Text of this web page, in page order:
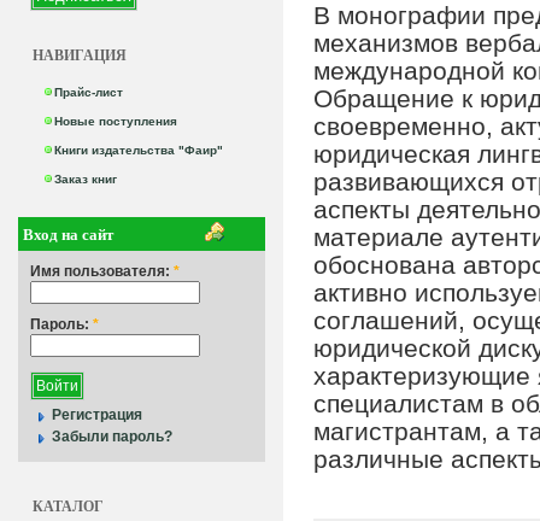
НАВИГАЦИЯ
Прайс-лист
Новые поступления
Книги издательства "Фаир"
Заказ книг
Вход на сайт
Имя пользователя: *
Пароль: *
Регистрация
Забыли пароль?
КАТАЛОГ
В монографии
механизмов
международной
Обращение к
своевременно,
юридическая
развивающихся
аспекты
материале
обоснована
активно
соглашений,
юридической
характеризующие
специалистам в
магистрантам, а
различные